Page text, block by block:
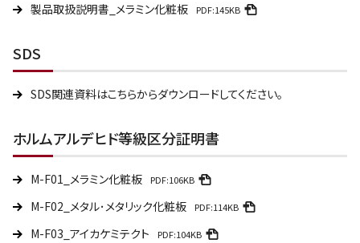
製品取扱説明書_メラミン化粧板 PDF:145KB
SDS
SDS関連資料はこちらからダウンロードしてください。
ホルムアルデヒド等級区分証明書
M-F01_メラミン化粧板 PDF:106KB
M-F02_メタル･メタリック化粧板 PDF:114KB
M-F03_アイカケミテクト PDF:104KB